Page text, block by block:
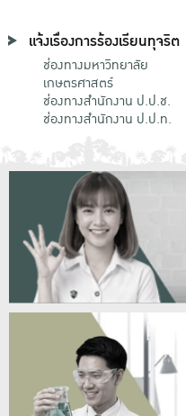
แจ้งเรื่องการร้องเรียนทุจริต
ช่องทางมหาวิทยาลัย
เกษตรศาสตร์
ช่องทางสำนักงาน ป.ป.ช.
ช่องทางสำนักงาน ป.ป.ท.